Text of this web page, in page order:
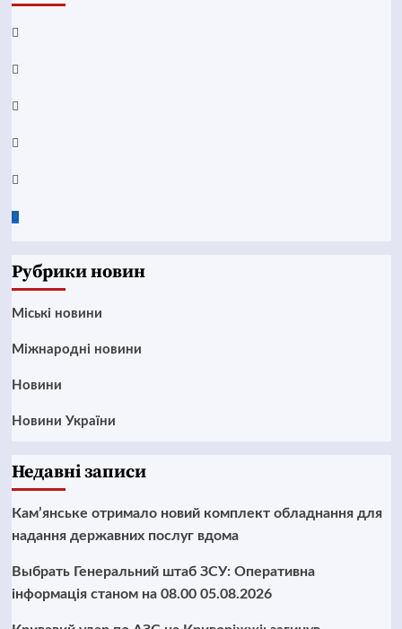
Facebook
YouTube
Telegram
Instagram
Twitter
Google
Рубрики новин
Mіські новини
Міжнародні новини
Новини
Новини України
Недавні записи
Кам’янське отримало новий комплект обладнання для
надання державних послуг вдома
Выбрать Генеральний штаб ЗСУ: Оперативна
інформація станом на 08.00 05.08.2026